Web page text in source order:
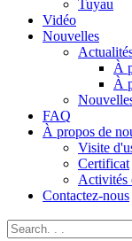
Tuyau
Vidéo
Nouvelles
À
À
FAQ
À propos de
Visite
Certificat
Activités
Contactez-nous